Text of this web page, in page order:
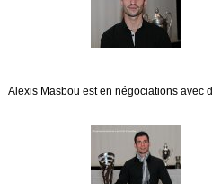
Alexis Masbou est en négociations avec